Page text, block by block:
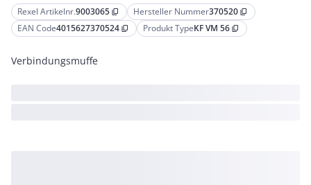
Rexel Artikelnr.9003065 content_copy Hersteller Nummer370520 content_copy
EAN Code4015627370524 content_copy Produkt TypeKF VM 56 content_copy
Verbindungsmuffe